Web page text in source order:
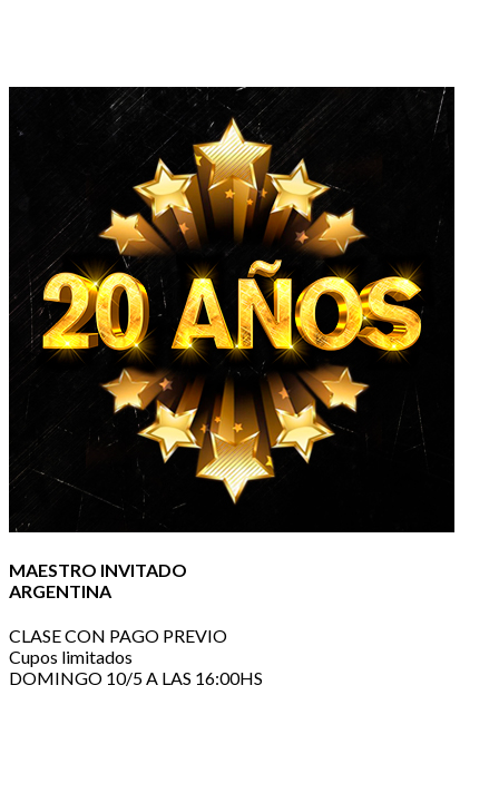
MAESTRO INVITADO
ARGENTINA
CLASE CON PAGO PREVIO
Cupos limitados
DOMINGO 10/5 A LAS 16:00HS